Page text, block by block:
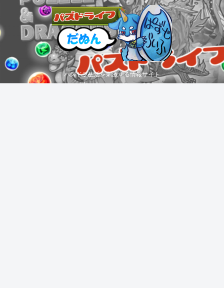
パズドラ生活を刺激する情報サイト